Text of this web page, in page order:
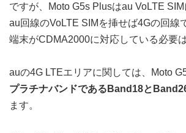
ですが、Moto G5s Plusはau VoLTE SIM
au回線のVoLTE SIMを挿せば4Gの回線
端末がCDMA2000に対応している必要
auの4G LTEエリアに関しては、Moto
プラチナバンドであるBand18と
ます。